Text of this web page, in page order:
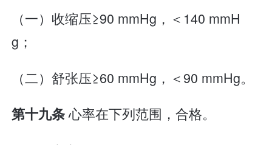
（一）收缩压≥90 mmHg，＜140 mmH
g；
（二）舒张压≥60 mmHg，＜90 mmHg。
第十九条心率在下列范围，合格。